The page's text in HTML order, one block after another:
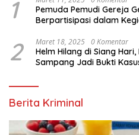
1
Pemuda Pemudi Gereja
Berpartisipasi dalam
Kegiatan Paskah
2 Maret 18, 2025 0 Komentar
Helm Hilang di Siang
Sampang Jadi Bukti
Berita Kriminal